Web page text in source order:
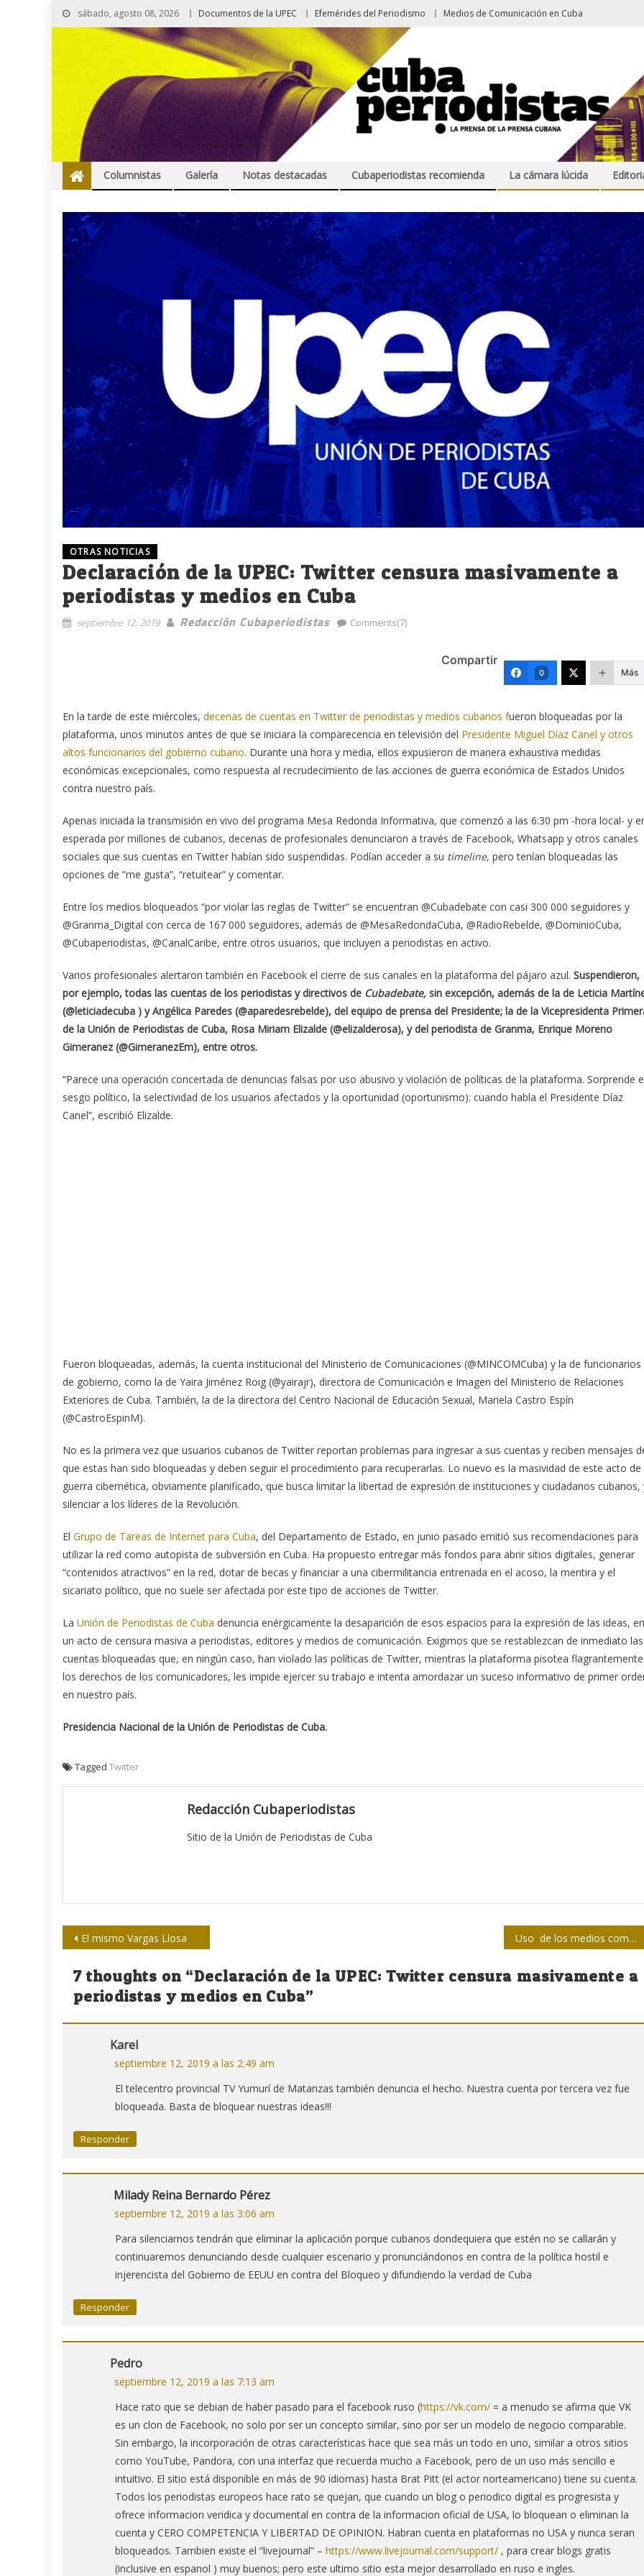
sábado, agosto 08, 2026 Documentos de la UPEC Efemérides del Periodismo Medios de Comunicación en Cuba
Columnistas Galería Notas destacadas Cubaperiodistas recomienda La cámara lúcida
OTRAS NOTICIAS
Declaración de la UPEC: Twitter censura masivamente a
periodistas y medios en Cuba
septiembre 12, 2019 Redacción Cubaperiodistas Comments(7)
Compartir
0 Más
En la tarde de este miércoles, decenas de cuentas en Twitter de periodistas y medios cubanos fueron bloqueadas por la
plataforma, unos minutos antes de que se iniciara la comparecencia en televisión del Presidente Miguel Díaz Canel y otros
altos funcionarios del gobierno cubano. Durante una hora y media, ellos expusieron de manera exhaustiva medidas
económicas excepcionales, como respuesta al recrudecimiento de las acciones de guerra económica de Estados Unidos
contra nuestro país.
Apenas iniciada la transmisión en vivo del programa Mesa Redonda Informativa, que comenzó a las 6:30 pm -hora local- y
esperada por millones de cubanos, decenas de profesionales denunciaron a través de Facebook, Whatsapp y otros canales
sociales que sus cuentas en Twitter habían sido suspendidas. Podían acceder a su timeline, pero tenían bloqueadas las
opciones de “me gusta”, “retuitear” y comentar.
Entre los medios bloqueados “por violar las reglas de Twitter” se encuentran @Cubadebate con casi 300 000 seguidores y
@Granma_Digital con cerca de 167 000 seguidores, además de @MesaRedondaCuba, @RadioRebelde, @DominioCuba,
@Cubaperiodistas, @CanalCaribe, entre otros usuarios, que incluyen a periodistas en activo.
Varios profesionales alertaron también en Facebook el cierre de sus canales en la plataforma del pájaro azul. Suspendieron,
por ejemplo, todas las cuentas de los periodistas y directivos de Cubadebate, sin excepción, además de la de Leticia
(@leticiadecuba ) y Angélica Paredes (@aparedesrebelde), del equipo de prensa del Presidente; la de la Vicepresidenta
de la Unión de Periodistas de Cuba, Rosa Miriam Elizalde (@elizalderosa), y del periodista de Granma, Enrique Moreno
Gimeranez (@GimeranezEm), entre otros.
“Parece una operación concertada de denuncias falsas por uso abusivo y violación de políticas de la plataforma. Sorprende
sesgo político, la selectividad de los usuarios afectados y la oportunidad (oportunismo): cuando habla el Presidente Díaz
Canel”, escribió Elizalde.
Fueron bloqueadas, además, la cuenta institucional del Ministerio de Comunicaciones (@MINCOMCuba) y la de funcionarios
de gobierno, como la de Yaira Jiménez Roig (@yairajr), directora de Comunicación e Imagen del Ministerio de Relaciones
Exteriores de Cuba. También, la de la directora del Centro Nacional de Educación Sexual, Mariela Castro Espín
(@CastroEspinM).
No es la primera vez que usuarios cubanos de Twitter reportan problemas para ingresar a sus cuentas y reciben mensajes
que estas han sido bloqueadas y deben seguir el procedimiento para recuperarlas. Lo nuevo es la masividad de este acto de
guerra cibernética, obviamente planificado, que busca limitar la libertad de expresión de instituciones y ciudadanos cubanos,
silenciar a los líderes de la Revolución.
El Grupo de Tareas de Internet para Cuba, del Departamento de Estado, en junio pasado emitió sus recomendaciones para
utilizar la red como autopista de subversión en Cuba. Ha propuesto entregar más fondos para abrir sitios digitales, generar
“contenidos atractivos” en la red, dotar de becas y financiar a una cibermilitancia entrenada en el acoso, la mentira y el
sicariato político, que no suele ser afectada por este tipo de acciones de Twitter.
La Unión de Periodistas de Cuba denuncia enérgicamente la desaparición de esos espacios para la expresión de las ideas, en
un acto de censura masiva a periodistas, editores y medios de comunicación. Exigimos que se restablezcan de inmediato las
cuentas bloqueadas que, en ningún caso, han violado las políticas de Twitter, mientras la plataforma pisotea flagrantemente
los derechos de los comunicadores, les impide ejercer su trabajo e intenta amordazar un suceso informativo de primer
en nuestro país.
Presidencia Nacional de la Unión de Periodistas de Cuba.
Tagged Twitter
Redacción Cubaperiodistas
Sitio de la Unión de Periodistas de Cuba
Navegación
de
entradas
El mismo Vargas Llosa Uso de los medios comunicacionales
7 thoughts on “Declaración de la UPEC: Twitter censura masivamente a
periodistas y medios en Cuba”
Karel
septiembre 12, 2019 a las 2:49 am
El telecentro provincial TV Yumurí de Matanzas también denuncia el hecho. Nuestra cuenta por tercera vez fue
bloqueada. Basta de bloquear nuestras ideas!!!
Responder
Milady Reina Bernardo Pérez
septiembre 12, 2019 a las 3:06 am
Para silenciarnos tendrán que eliminar la aplicación porque cubanos dondequiera que estén no se callarán y
continuaremos denunciando desde cualquier escenario y pronunciándonos en contra de la política hostil e
injerencista del Gobierno de EEUU en contra del Bloqueo y difundiendo la verdad de Cuba
Responder
Pedro
septiembre 12, 2019 a las 7:13 am
Hace rato que se debian de haber pasado para el facebook ruso (https://vk.com/ = a menudo se afirma que VK
es un clon de Facebook, no solo por ser un concepto similar, sino por ser un modelo de negocio comparable.
Sin embargo, la incorporación de otras características hace que sea más un todo en uno, similar a otros sitios
como YouTube, Pandora, con una interfaz que recuerda mucho a Facebook, pero de un uso más sencillo e
intuitivo. El sitio está disponible en más de 90 idiomas) hasta Brat Pitt (el actor norteamericano) tiene su cuenta.
Todos los periodistas europeos hace rato se quejan, que cuando un blog o periodico digital es progresista y
ofrece informacion veridica y documental en contra de la informacion oficial de USA, lo bloquean o eliminan la
cuenta y CERO COMPETENCIA Y LIBERTAD DE OPINION. Habran cuenta en plataformas no USA y nunca seran
bloqueados. Tambien existe el “livejournal” – https://www.livejournal.com/support/ , para crear blogs gratis
(inclusive en espanol ) muy buenos; pero este ultimo sitio esta mejor desarrollado en ruso e ingles.